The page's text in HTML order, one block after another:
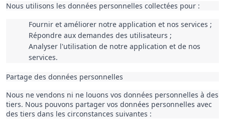
Nous utilisons les données personnelles collectées pour :
Fournir et améliorer notre application et nos services ;
Répondre aux demandes des utilisateurs ;
Analyser l'utilisation de notre application et de nos
services.
Partage des données personnelles
Nous ne vendons ni ne louons vos données personnelles à des
tiers. Nous pouvons partager vos données personnelles avec
des tiers dans les circonstances suivantes :